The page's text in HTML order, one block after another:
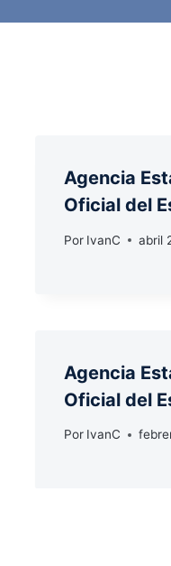
Agencia
Oficial del
Por IvanC abril
Agencia
Oficial del
Por IvanC